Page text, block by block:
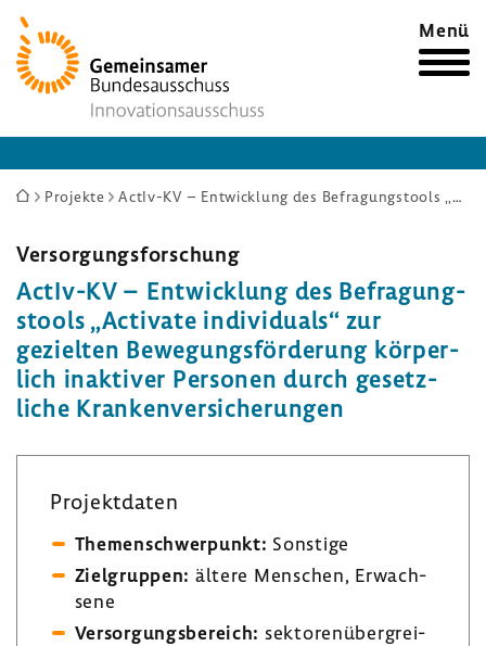
Zur
Startseite
Menü
Sie
hier:
Projekte ActIv-KV – Entwicklung des Befragungstools „Activate individuals“ zur gezielten Bewegungsförderung körperlich inaktiver Personen durch gesetzliche Krankenversicherungen
Versor­gungs­for­schung
ActIv-​KV – Entwick­lung des Befra­gung­
s­tools „Acti­vate indi­vi­duals“ zur
gezielten Bewe­gungs­för­de­rung körper­
lich inak­tiver Personen durch gesetz­
liche Kran­ken­ver­si­che­rungen
Projekt­daten
Themen­schwer­punkt: Sons­tige
Ziel­gruppen: ältere Menschen, Erwach­
sene
Versor­gungs­be­reich: sekto­ren­über­grei­